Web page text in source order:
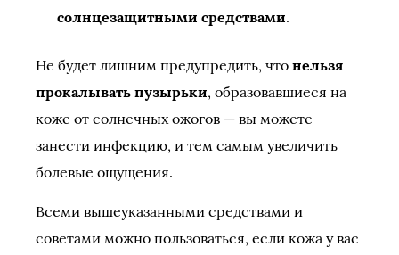
солнцезащитными средствами.
Не будет лишним предупредить, что нельзя
прокалывать пузырьки, образовавшиеся на
коже от солнечных ожогов — вы можете
занести инфекцию, и тем самым увеличить
болевые ощущения.
Всеми вышеуказанными средствами и
советами можно пользоваться, если кожа у вас